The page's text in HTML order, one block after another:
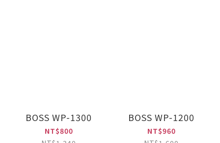
BOSS WP-1300
NT$800
BOSS WP-1200
NT$960